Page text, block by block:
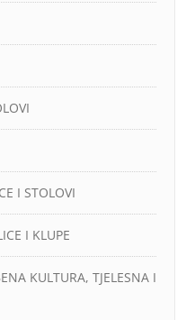
I STOLOVI
I KLUPE
KULTURA, TJELESNA I